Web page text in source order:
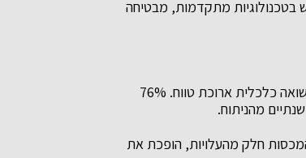
בטכנולוגיות מתקדמות, מבטיחה
מחקר שפורסם בחודש זה מראה כי השקעה בניתוח פלסטי איכותי מביאה תשואה כלכלית ארוכת טווח. 76%
מהניתוח.
המכסות חלק מהעלויות, הופכת את